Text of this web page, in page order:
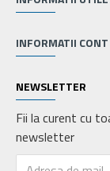
INFORMATII CONT
NEWSLETTER
Fii la curent cu
newsletter